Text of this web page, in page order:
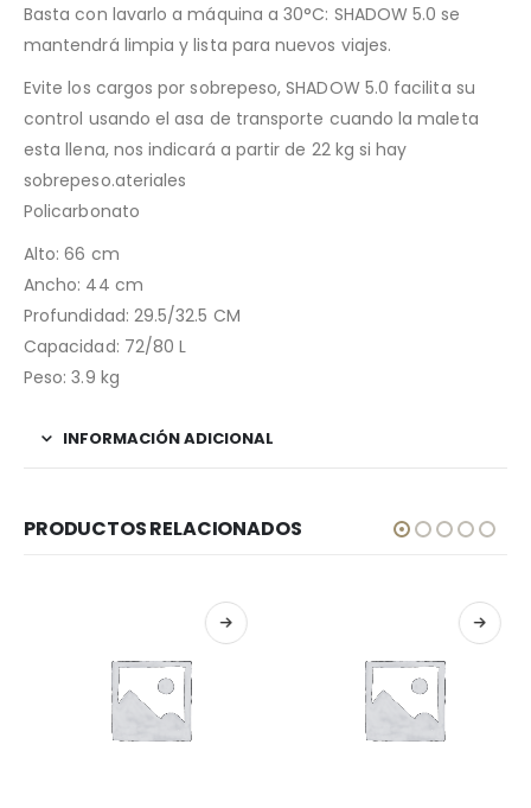
Basta con lavarlo a máquina a 30°C: SHADOW 5.0 se
mantendrá limpia y lista para nuevos viajes.
Evite los cargos por sobrepeso, SHADOW 5.0 facilita su
control usando el asa de transporte cuando la maleta
esta llena, nos indicará a partir de 22 kg si hay
sobrepeso.ateriales
Policarbonato
Alto: 66 cm
Ancho: 44 cm
Profundidad: 29.5/32.5 CM
Capacidad: 72/80 L
Peso: 3.9 kg
INFORMACIÓN ADICIONAL
PRODUCTOS RELACIONADOS